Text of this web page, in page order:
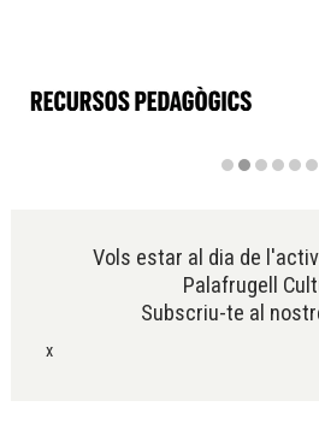
Vols estar al dia de
Palafrugell
Subscriu-te al
x